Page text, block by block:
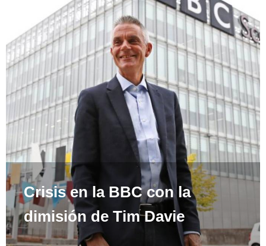
Crisis en la BBC con la
dimisión de Tim Davie